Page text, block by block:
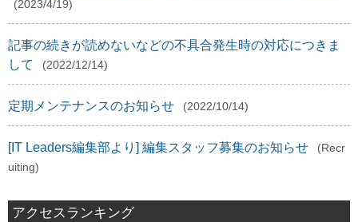
(2023/4/19)
記事の続きが読めないなどの不具合発生時の対応につきま
して
(2022/12/14)
定期メンテナンスのお知らせ (2022/10/14)
[IT Leaders編集部より] 編集スタッフ募集のお知らせ
(Recr
uiting)
アクセスランキング